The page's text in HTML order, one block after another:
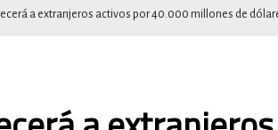
a extranjeros activos por 40.000 millones de